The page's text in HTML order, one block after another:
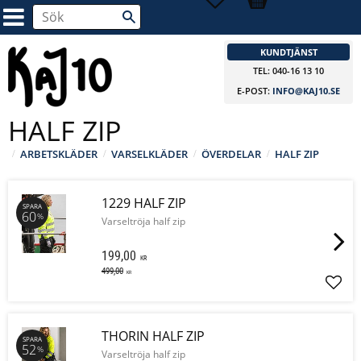
KUNDTJÄNST
TEL: 040-16 13 10
E-POST: INFO@KAJ10.SE
HALF ZIP
ARBETSKLÄDER VARSELKLÄDER ÖVERDELAR HALF ZIP
1229 HALF ZIP
Varseltröja half zip
199,00 KR
499,00 KR
SPARA
60%
THORIN HALF ZIP
Varseltröja half zip
SPARA
52%